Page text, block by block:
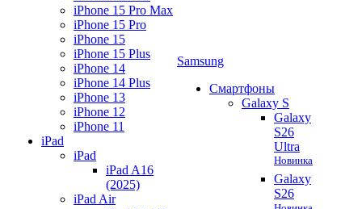
iPhone 15 Pro Max
iPhone 15 Pro
iPhone 15
iPhone 15 Plus
iPhone 14
iPhone 14 Plus
iPhone 13
iPhone 12
iPhone 11
iPad
iPad
iPad A16
(2025)
iPad Air
Samsung
Смартфоны
Galaxy S
Galaxy
S26
Ultra
Новинка
Galaxy
S26